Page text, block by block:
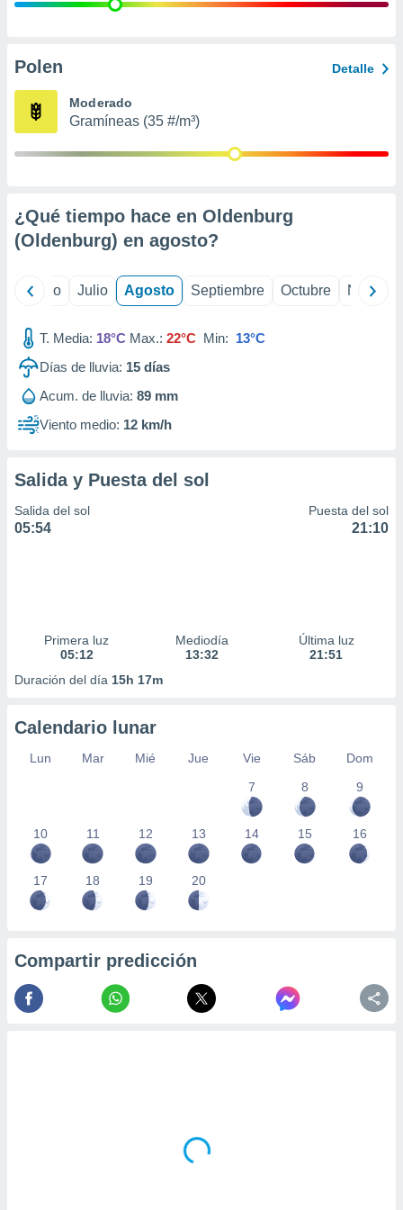
publicidad
de
Polen Detalle
Moderado
Gramíneas (35 #/m³)
¿Qué tiempo hace en Oldenburg
(Oldenburg) en agosto?
Junio Julio Agosto Septiembre Octubre
T. Media: 18°C Max.: 22°C Min: 13°C
Días de lluvia: 15 días
Acum. de lluvia: 89 mm
Viento medio: 12 km/h
Salida y Puesta del sol
Salida del sol
05:54
Puesta del sol
21:10
Primera luz
05:12
Mediodía
13:32
Última luz
21:51
Duración del día 15h 17m
Calendario lunar
Lun Mar Mié Jue Vie Sáb
Dom
7
8 9
10 11 12 13 14 15 16
17 18 19 20
Compartir predicción